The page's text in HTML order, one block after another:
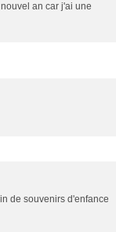
an car j'ai une
de souvenirs d'enfance